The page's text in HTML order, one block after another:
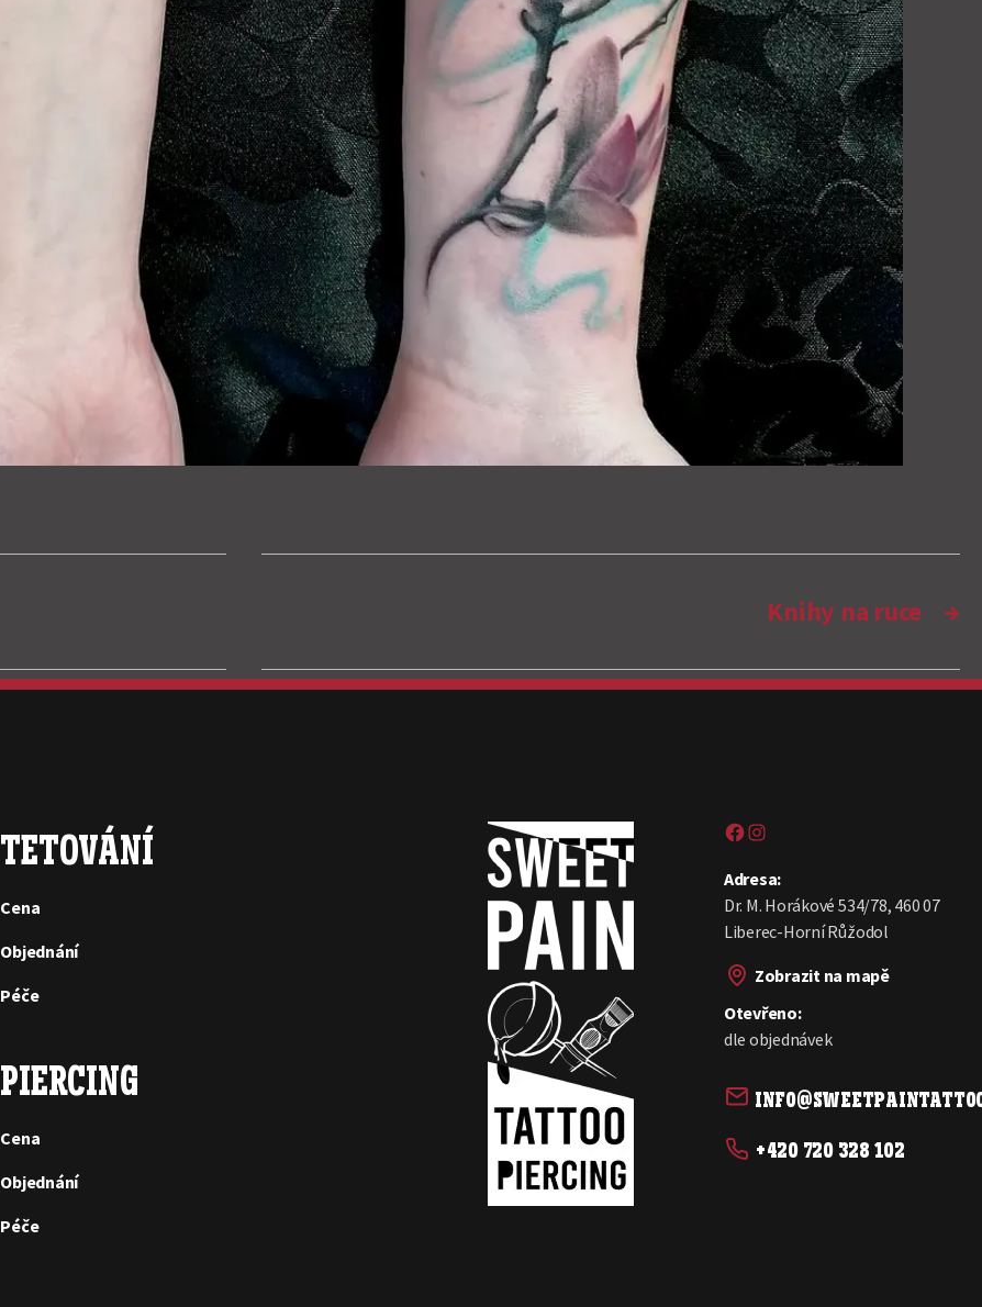
→
Knihy na ruce
TETOVÁNÍ
Cena
Objednání
Péče
PIERCING
Cena
Objednání
Péče
Sweet pain tattoo na Facebooku
Sweetpain tattoo na Instagramu
Adresa:
Dr. M. Horákové 534/78, 460 07
Liberec-Horní Růžodol
Zobrazit na mapě
Otevřeno:
dle objednávek
+420 720 328 102